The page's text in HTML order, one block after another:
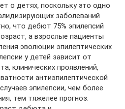
о детях, поскольку это одно
заболеваний
что дебют 75% эпилепсий
а взрослые пациенты
эволюции эпилептических
у детей зависит от
клинических проявлений,
антиэпилептической
эпилепсии, чем более
тем тяжелее прогноз.